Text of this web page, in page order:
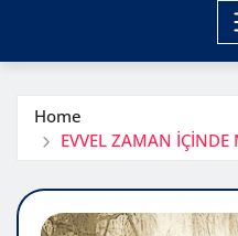
Home
EVVEL ZAMAN İÇİNDE